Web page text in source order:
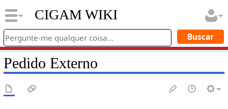
CIGAM WIKI
Pedido Externo